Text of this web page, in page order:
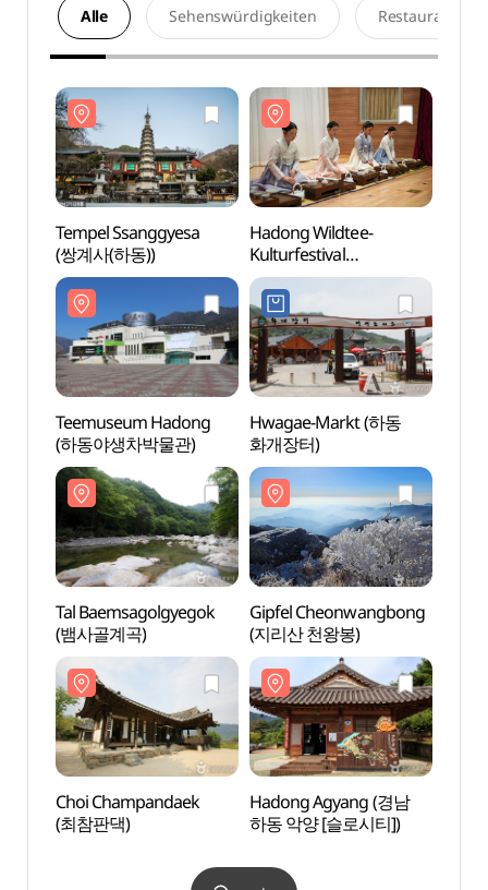
Alle Sehenswürdigkeiten Restaurants
Tempel Ssanggyesa
(쌍계사(하동))
Hadong Wildtee-
Kulturfestival
(하동야생차문화축제)
Teemuseum Hadong
(하동야생차박물관)
Hwagae-Markt (하동
화개장터)
Tal Baemsagolgyegok
(뱀사골계곡)
Gipfel Cheonwangbong
(지리산 천왕봉)
Choi Champandaek
(최참판댁)
Hadong Agyang (경남
하동 악양 [슬로시티])